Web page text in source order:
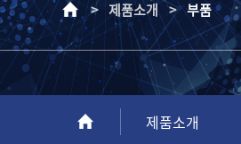
고객이 신뢰하는 기업, 고객만족의 가치를
창조하는 건실한 기업으로 성장하겠습니다.
> 제품소개 >부품
제품소개